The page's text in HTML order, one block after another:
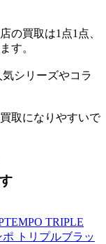
の買取は1点1点、
す。
シリーズやコラ
取になりやすいで